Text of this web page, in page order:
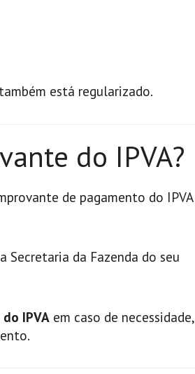
está regularizado.
do IPVA?
de pagamento do IPVA
da Fazenda do seu
IPVA em caso de necessidade,